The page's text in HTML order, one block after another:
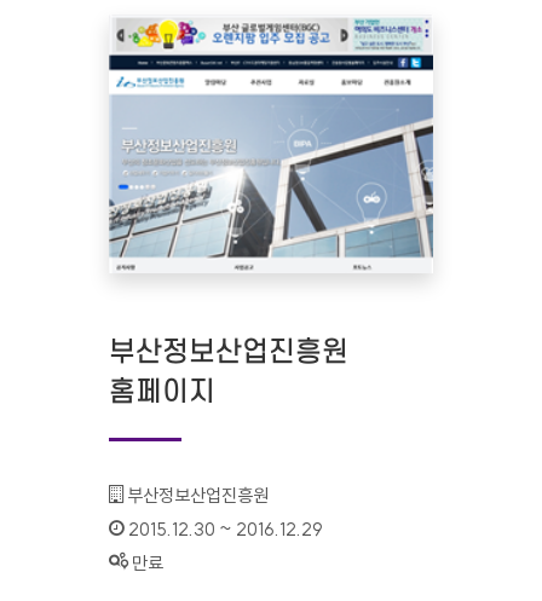
부산정보산업진흥원
홈페이지
기관명 :
부산정보산업진흥원
인증기간 :
2015.12.30 ~ 2016.12.29
상태 :
만료